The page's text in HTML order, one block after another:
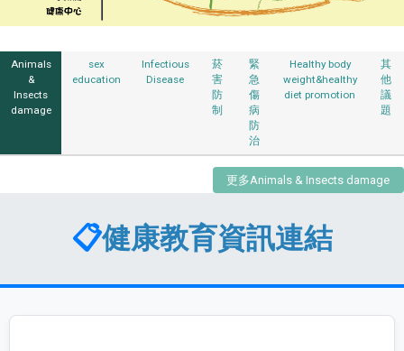
Animals
&
Insects
damage
sex
education
Infectious
Disease
菸
害
防
制
緊
急
傷
病
防
治
Healthy body
weight&healthy
diet promotion
其
他
議
題
更多Animals & Insects damage
📋健康教育資訊連結